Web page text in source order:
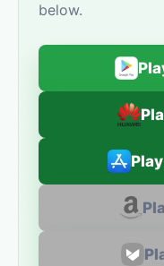
below.